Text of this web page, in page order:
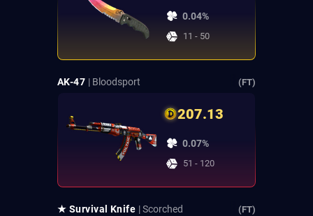
0.04%
11 - 50
AK-47 | Bloodsport (FT)
207.13
0.07%
51 - 120
★ Survival Knife | Scorched (FT)